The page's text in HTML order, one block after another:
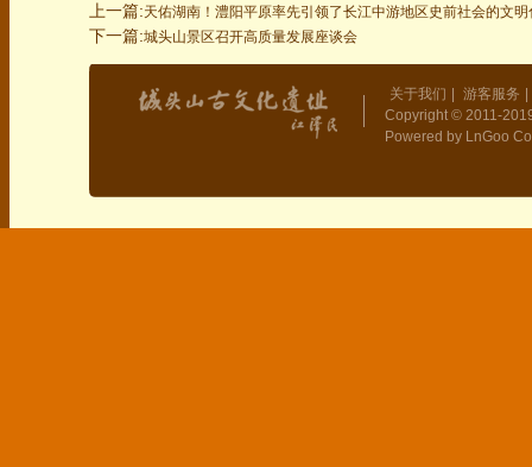
上一篇:天佑湖南！澧阳平原率先引领了长江中游地区史前社会的文明
下一篇:城头山景区召开高质量发展座谈会
关于我们 游客服务
Copyright © 2011-
Powered by LnGoo